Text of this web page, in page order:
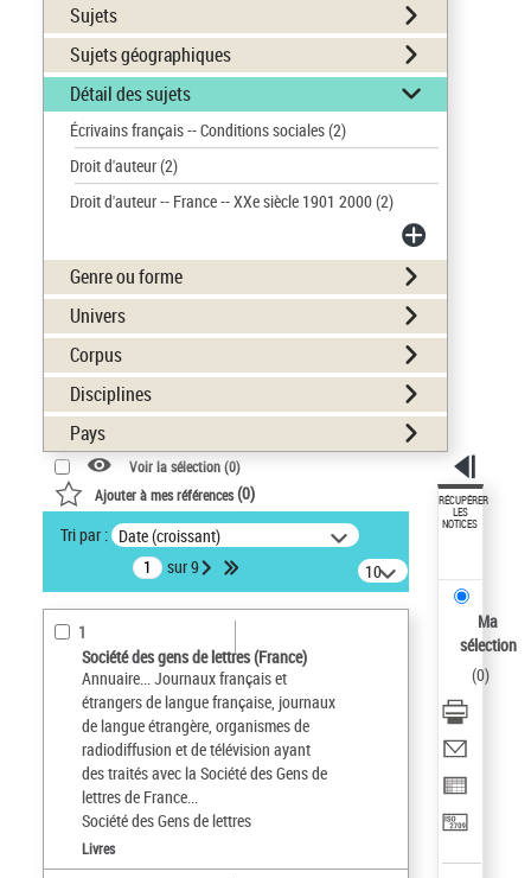
Sujets
Sujets géographiques
Détail des sujets
Écrivains français -- Conditions sociales(2)
Droit d'auteur(2)
Droit d'auteur -- France -- XXe siècle 1901 2000(2)
Genre ou forme
Univers
Corpus
Disciplines
Pays
Voir la sélection (0)
Ajouter à mes références(0)
Tri par : Date (croissant)
sur 9
10
résultats/page
1
Société des gens de lettres (France)
Annuaire... Journaux français et
étrangers de langue française, journaux
de langue étrangère, organismes de
radiodiffusion et de télévision ayant
des traités avec la Société des Gens de
lettres de France...
Société des Gens de lettres
Livres
RÉCUPÉRER
LES
NOTICES
Ma
sélection
(0)